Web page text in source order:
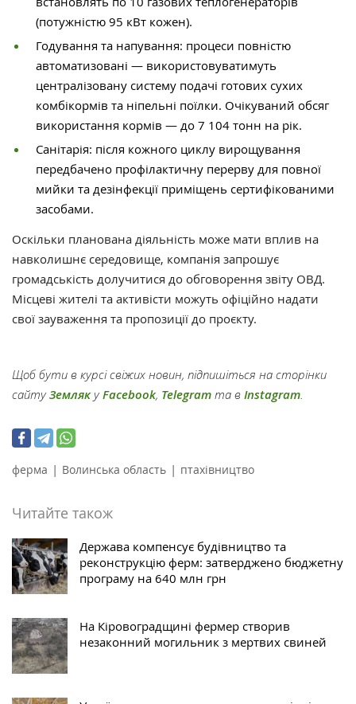
(потужністю 95 кВт кожен).
Годування та напування: процеси повністю
автоматизовані — використовуватимуть
централізовану систему подачі готових сухих
комбікормів та ніпельні поїлки. Очікуваний обсяг
використання кормів — до 7 104 тонн на рік.
Санітарія: після кожного циклу вирощування
передбачено профілактичну перерву для повної
мийки та дезінфекції приміщень сертифікованими
засобами.
Оскільки планована діяльність може мати вплив на
навколишнє середовище, компанія запрошує
громадськість долучитися до обговорення звіту ОВД.
Місцеві жителі та активісти можуть офіційно надати
свої зауваження та пропозиції до проєкту.
Щоб бути в курсі свіжих новин, підпишіться на сторінки
сайтуЗемлякуFacebook, Telegram та в Instagram
ферма | Волинська область | птахівництво
Читайте також
Держава компенсує будівництво та
реконструкцію ферм: затверджено бюджетну
програму на 640 млн грн
На Кіровоградщині фермер створив
незаконний могильник з мертвих свиней